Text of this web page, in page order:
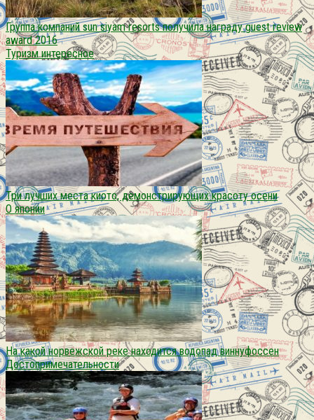
Группа компаний sun siyam resorts получила награду guest review
award 2016
Туризм интересное
Три лучших места киото, демонстрирующих красоту осени
О японии
На какой норвежской реке находится водопад виннуфоссен
Достопримечательности